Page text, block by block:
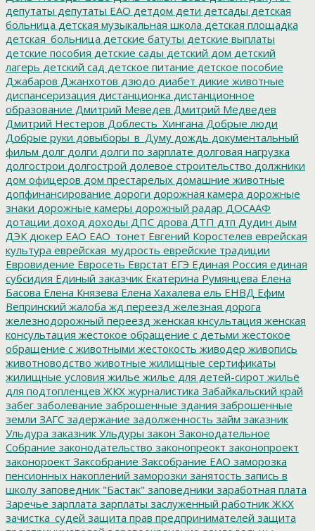
депутаты депутаты ЕАО детдом дети детсады детская
больница детская музыкальная школа детская площадка
детская_больница детские батуты детские выплаты
детские пособия детские сады детский дом детский
лагерь детский сад детское питание детское пособие
Джабаров Джанхотов дзюдо диабет дикие животные
диспансеризация дистанционка дистанционное
образование Дмитрий Меведев Дмитрий Медведев
Дмитрий Нестеров Доблесть_Хингана Добрые люди
Добрые руки довыборы_в_Думу дождь документальный
фильм долг долги долги по зарплате долговая нагрузка
долгострои долгострой долевое строительство должники
дом офицеров дом престарелых домашние животные
допфинансирование дороги дорожная камера дорожные
знаки дорожные камеры дорожный радар ДОСААФ
дотации доход доходы ДПС дрова ДТП дтп Дудин дым
ДЭК дюкер ЕАО ЕАО_тонет Евгений Коростелев еврейская
культура еврейская_мудрость еврейские традиции
Евровидение Евросеть Еврстат ЕГЭ Единая Россия единая
субсидия Единый заказчик Екатерина Румянцева Елена
Басова Елена Князева Елена Хахалева ель ЕНВД Ефим
Вепринский жалоба жд переезд железная дорога
железнодорожный переезд женская кнсультация женская
консультация жестокое обращение с детьми жестокое
обращение с животными жестокость живодер живопись
животноводство животные жилищные сертификаты
жилищные условия жилье жилье для детей-сирот жильё
для подтопленцев ЖКХ журналистика Забайкальский край
забег заболевание заброшенные здания заброшенные
земли ЗАГС задержание задолженность займ заказник
Ульдура заказник Ульдуры закон Законодательное
Собрание законодательство законопреокт законопроект
законороект Заксобрание Заксобрание ЕАО заморозка
пенсионных накоплений заморозки занятость запись в
школу заповедник "Бастак" заповедники заработная плата
Заречье зарплата зарплаты заслуженный работник ЖКХ
зачистка_судей защита прав предпринимателей защита